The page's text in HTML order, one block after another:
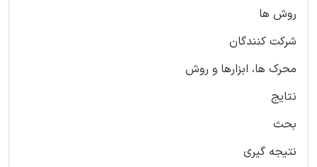
روش ها
شرکت کنندگان
محرک ها، ابزارها و روش
نتایج
بحث
نتیجه گیری